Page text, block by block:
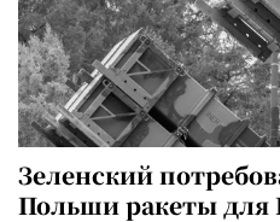
Зеленский
Польши ракеты